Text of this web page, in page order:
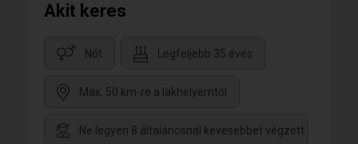
Akit keres
Nőt Legfeljebb 35 éves
Max. 50 km-re a lakhelyemtől
Ne legyen 8 általánosnál kevesebbet végzett